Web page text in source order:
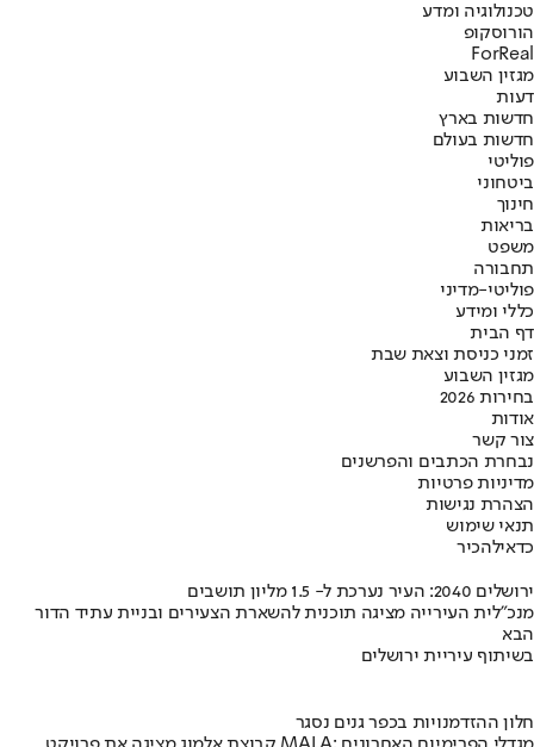
טכנולוגיה ומדע
הורוסקופ
ForReal
מגזין השבוע
דעות
חדשות בארץ
חדשות בעולם
פוליטי
ביטחוני
חינוך
בריאות
משפט
תחבורה
פוליטי-מדיני
כללי ומידע
דף הבית
זמני כניסת וצאת שבת
מגזין השבוע
בחירות 2026
אודות
צור קשר
נבחרת הכתבים והפרשנים
מדיניות פרטיות
הצהרת נגישות
תנאי שימוש
כדאילהכיר
ירושלים 2040: העיר נערכת ל- 1.5 מליון תושבים
מנכ"לית העירייה מציגה תוכנית להשארת הצעירים ובניית עתיד הדור
הבא
בשיתוף עיריית ירושלים
חלון ההזדמנויות בכפר גנים נסגר